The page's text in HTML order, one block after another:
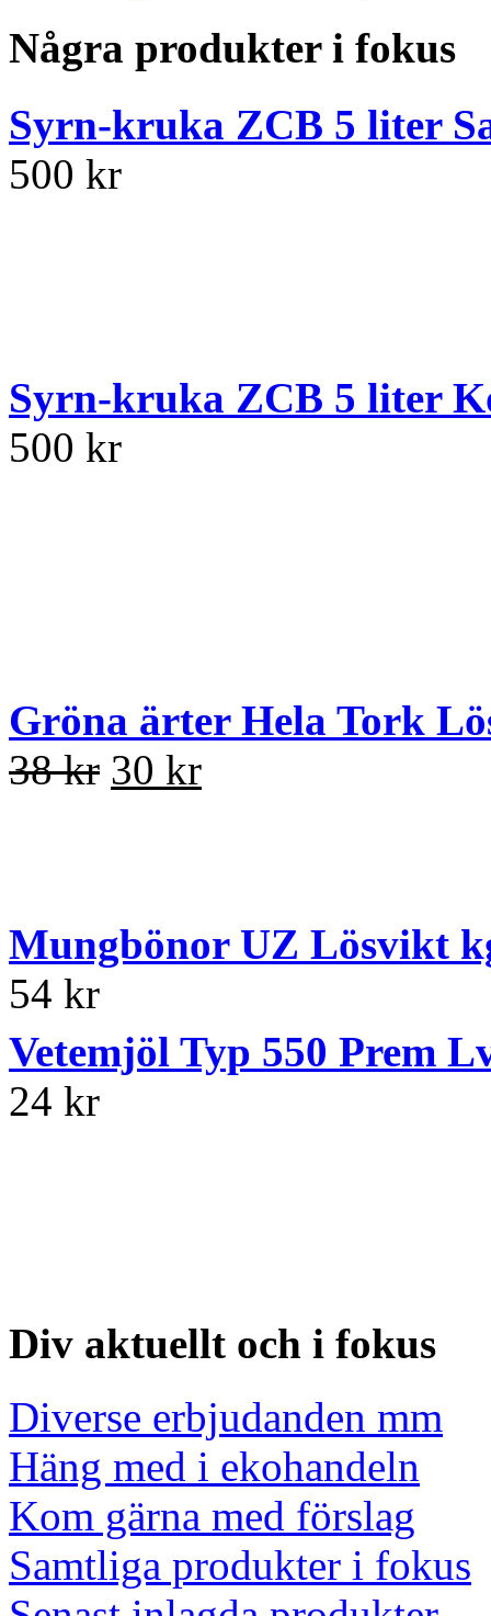
Några produkter i fokus
Syrn-kruka ZCB 5 liter
500 kr
Syrn-kruka ZCB 5 liter
500 kr
Gröna ärter Hela Tork
38 kr 30 kr
Mungbönor UZ Lösvikt
54 kr
Vetemjöl Typ 550 Prem
24 kr
Div aktuellt och i fokus
Diverse erbjudanden mm
Häng med i ekohandeln
Kom gärna med förslag
Samtliga produkter i fokus